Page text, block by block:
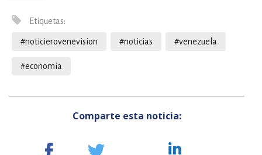
Etiquetas:
#noticierovenevision #noticias #venezuela
#economia
Comparte esta noticia: